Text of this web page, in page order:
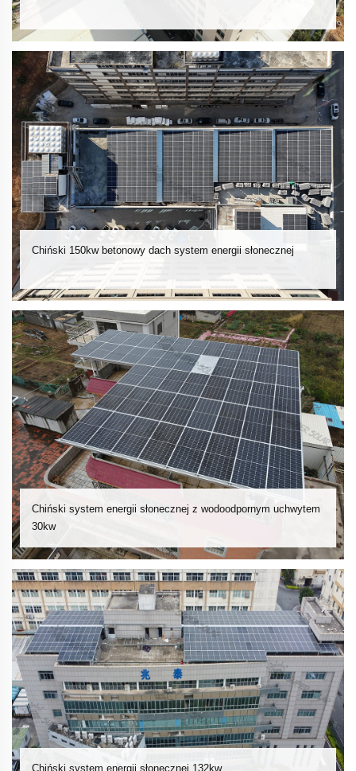
Chiński 150kw betonowy dach system energii słonecznej
Chiński system energii słonecznej z wodoodpornym uchwytem
30kw
Chiński system energii słonecznej 132kw